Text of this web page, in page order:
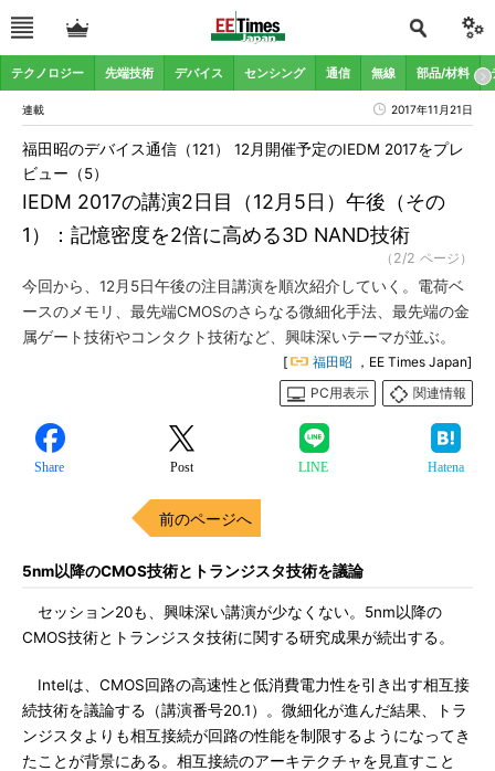
テクノロジー 先端技術 デバイス センシング 通信 無線 部品/材料
連載 2017年11月21日
IEDM 2017の講演2日目（12月5日）午後（その
1）：記憶密度を2倍に高める3D NAND技術
福田昭のデバイス通信（121） 12月開催予定のIEDM 2017をプレ
ビュー（5）
（2/2 ページ）
今回から、12月5日午後の注目講演を順次紹介していく。電荷ベ
ースのメモリ、最先端CMOSのさらなる微細化手法、最先端の金
属ゲート技術やコンタクト技術など、興味深いテーマが並ぶ。
[ 福田昭 ，EE Times Japan]
PC用表示
関連情報
Share Post LINE Hatena
前のページへ
5nm以降のCMOS技術とトランジスタ技術を議論
セッション20も、興味深い講演が少なくない。5nm以降の
CMOS技術とトランジスタ技術に関する研究成果が続出する。
Intelは、CMOS回路の高速性と低消費電力性を引き出す相互接
続技術を議論する（講演番号20.1）。微細化が進んだ結果、トラ
ンジスタよりも相互接続が回路の性能を制限するようになってき
たことが背景にある。相互接続のアーキテクチャを見直すこと